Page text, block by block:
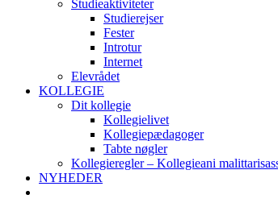
Studieaktiviteter
Studierejser
Fester
Introtur
Internet
Elevrådet
KOLLEGIE
Dit kollegie
Kollegielivet
Kollegiepædagoger
Tabte nøgler
Kollegieregler – Kollegieani
NYHEDER